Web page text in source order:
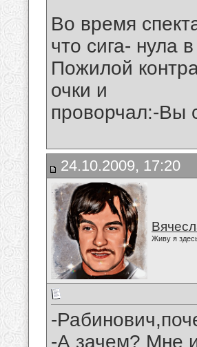
Во время
что сига- нула
Пожилой
очки и
проворчал:-Вы
24.10.2009, 17:20
Живу я
-
-А зачем? Мне